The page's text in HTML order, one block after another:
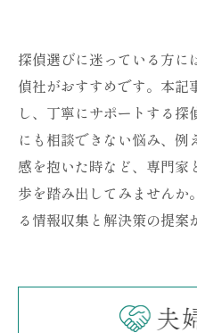
探偵選びに迷っている方に
偵社がおすすめです。本記
し、丁寧にサポートする
にも相談できない悩み、
感を抱いた時など、専門家
歩を踏み出してみませんか
る情報収集と解決策の提案